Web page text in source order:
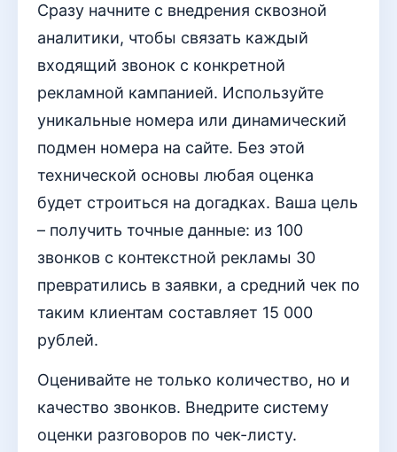
Сразу начните с внедрения сквозной
аналитики, чтобы связать каждый
входящий звонок с конкретной
рекламной кампанией. Используйте
уникальные номера или динамический
подмен номера на сайте. Без этой
технической основы любая оценка
будет строиться на догадках. Ваша цель
– получить точные данные: из 100
звонков с контекстной рекламы 30
превратились в заявки, а средний чек по
таким клиентам составляет 15 000
рублей.
Оценивайте не только количество, но и
качество звонков. Внедрите систему
оценки разговоров по чек-листу.